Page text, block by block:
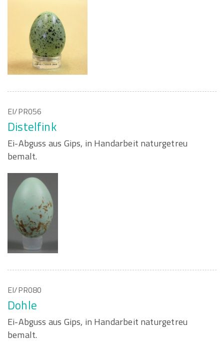
EI/PR056
Distelfink
Ei-Abguss aus Gips, in Handarbeit naturgetreu
bemalt.
EI/PR080
Dohle
Ei-Abguss aus Gips, in Handarbeit naturgetreu
bemalt.